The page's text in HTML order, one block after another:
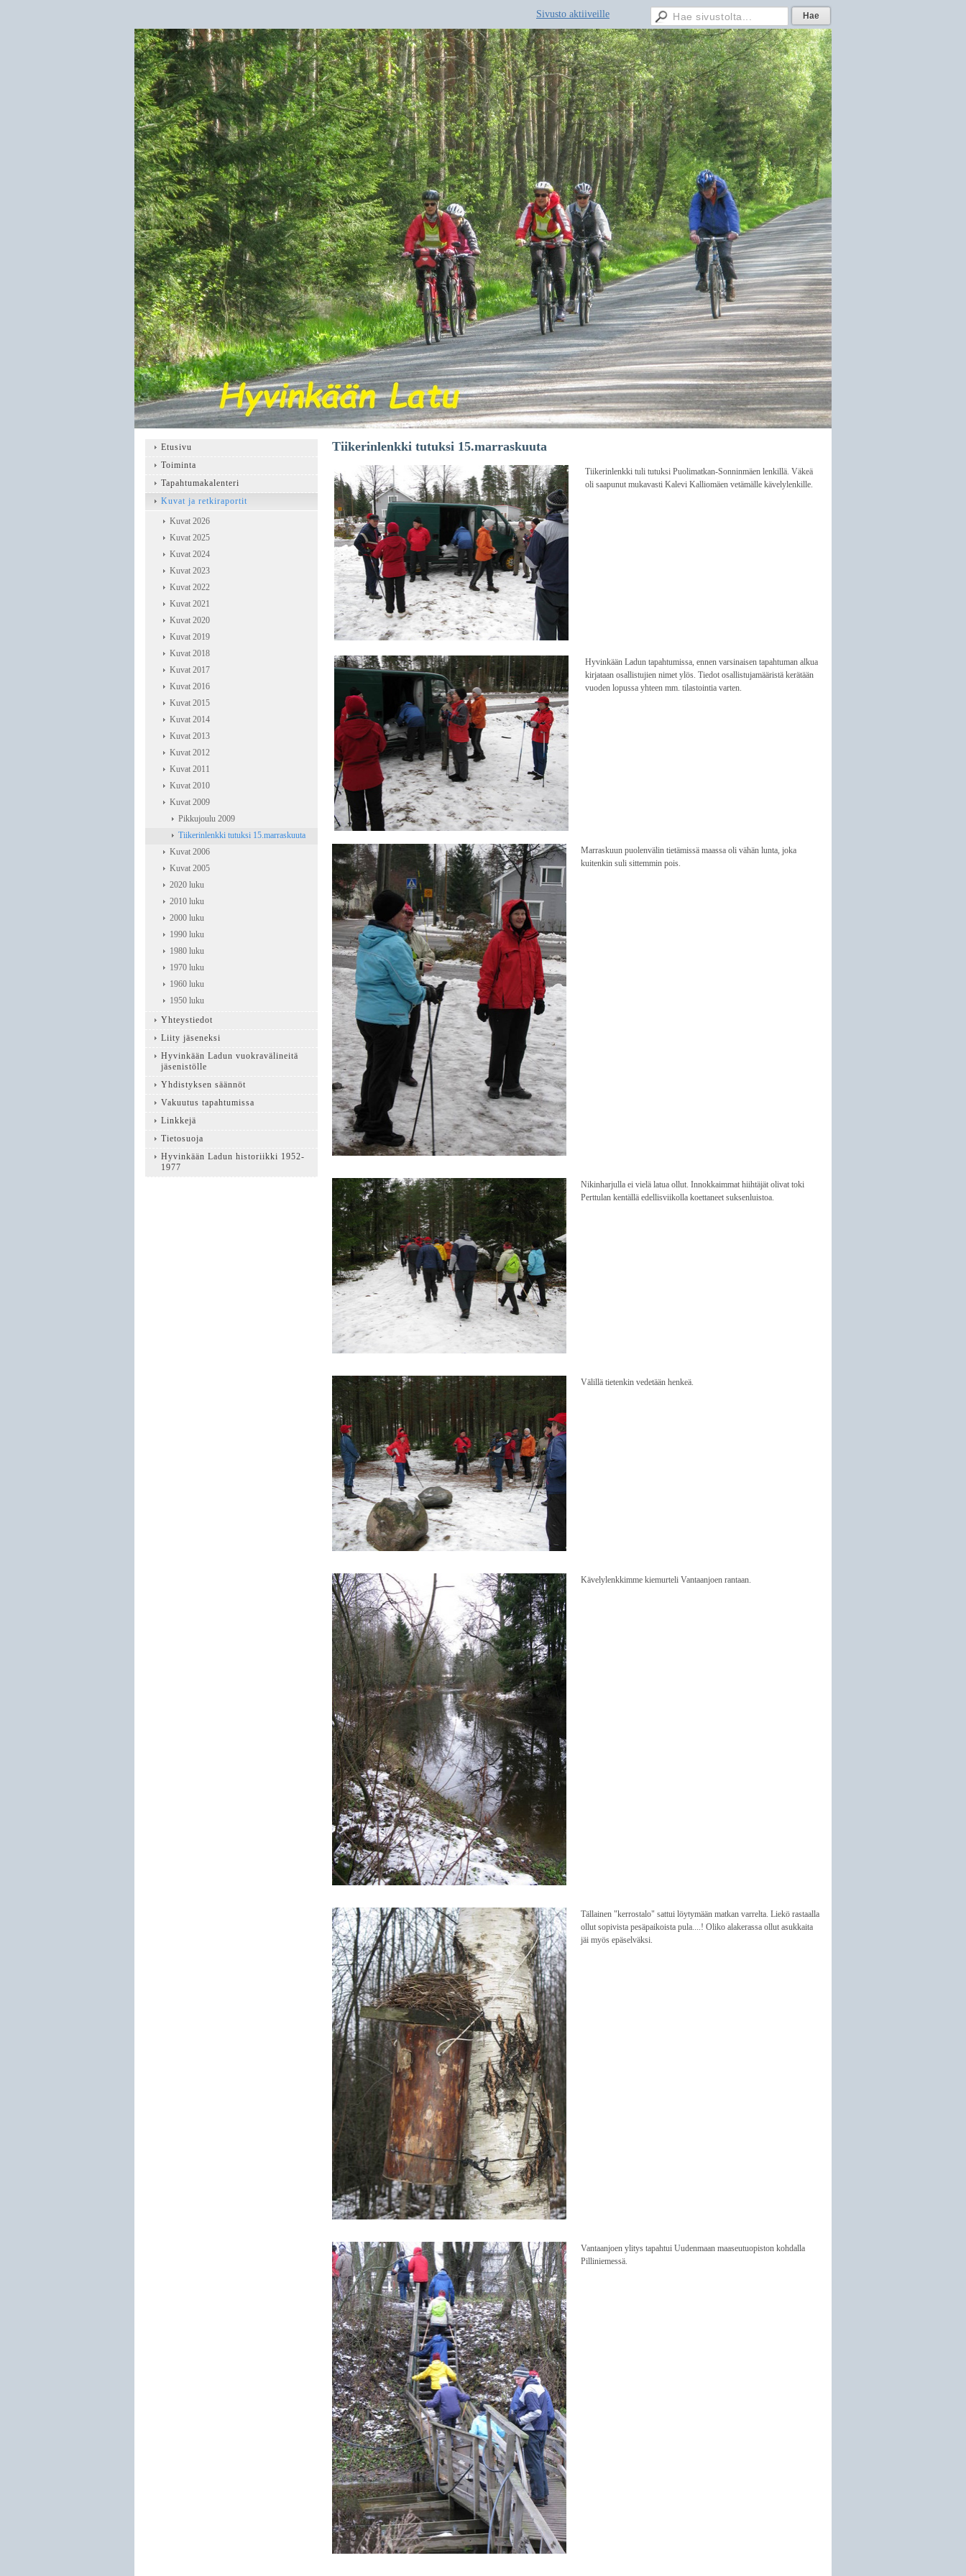
Sivusto aktiiveille
Tiikerinlenkki tutuksi 15.marraskuuta
Tiikerinlenkki tuli tutuksi Puolimatkan-Sonninmäen lenkillä. Väkeä
oli saapunut mukavasti Kalevi Kalliomäen vetämälle kävelylenkille.
Hyvinkään Ladun tapahtumissa, ennen varsinaisen tapahtuman alkua
kirjataan osallistujien nimet ylös. Tiedot osallistujamääristä kerätään
vuoden lopussa yhteen mm. tilastointia varten.
Marraskuun puolenvälin tietämissä maassa oli vähän lunta, joka
kuitenkin suli sittemmin pois.
Nikinharjulla ei vielä latua ollut. Innokkaimmat hiihtäjät olivat toki
Perttulan kentällä edellisviikolla koettaneet suksenluistoa.
Välillä tietenkin vedetään henkeä.
Kävelylenkkimme kiemurteli Vantaanjoen rantaan.
Tällainen "kerrostalo" sattui löytymään matkan varrelta. Liekö rastaalla
ollut sopivista pesäpaikoista pula....! Oliko alakerassa ollut asukkaita
jäi myös epäselväksi.
Vantaanjoen ylitys tapahtui Uudenmaan maaseutuopiston kohdalla
Pilliniemessä.
Etusivu
Toiminta
Tapahtumakalenteri
Kuvat ja retkiraportit
Kuvat 2026
Kuvat 2025
Kuvat 2024
Kuvat 2023
Kuvat 2022
Kuvat 2021
Kuvat 2020
Kuvat 2019
Kuvat 2018
Kuvat 2017
Kuvat 2016
Kuvat 2015
Kuvat 2014
Kuvat 2013
Kuvat 2012
Kuvat 2011
Kuvat 2010
Kuvat 2009
Pikkujoulu 2009
Tiikerinlenkki tutuksi 15.marraskuuta
Kuvat 2006
Kuvat 2005
2020 luku
2010 luku
2000 luku
1990 luku
1980 luku
1970 luku
1960 luku
1950 luku
Yhteystiedot
Liity jäseneksi
Hyvinkään Ladun vuokravälineitä
jäsenistölle
Yhdistyksen säännöt
Vakuutus tapahtumissa
Linkkejä
Tietosuoja
Hyvinkään Ladun historiikki 1952-
1977